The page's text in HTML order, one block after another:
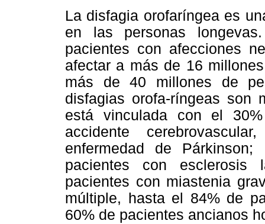
La disfagia orofaríngea es
en las personas
pacientes con afecciones
afectar a más de 16
más de 40 millones de
disfagias orofa-ríngeas son
está vinculada con el
accidente
enfermedad de
pacientes con esclerosis
pacientes con miastenia
múltiple, hasta el 84% de
60% de pacientes ancianos